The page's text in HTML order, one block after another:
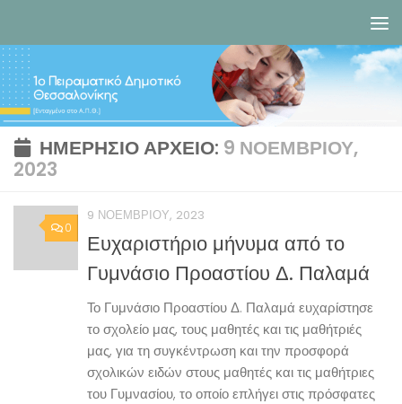
ΗΜΕΡΉΣΙΟ ΑΡΧΕΊΟ: 9 ΝΟΕΜΒΡΊΟΥ,
2023
0
9 ΝΟΕΜΒΡΊΟΥ, 2023
Ευχαριστήριο μήνυμα από το
Γυμνάσιο Προαστίου Δ. Παλαμά
Το Γυμνάσιο Προαστίου Δ. Παλαμά ευχαρίστησε
το σχολείο μας, τους μαθητές και τις μαθήτριές
μας, για τη συγκέντρωση και την προσφορά
σχολικών ειδών στους μαθητές και τις μαθήτριες
του Γυμνασίου, το οποίο επλήγει στις πρόσφατες